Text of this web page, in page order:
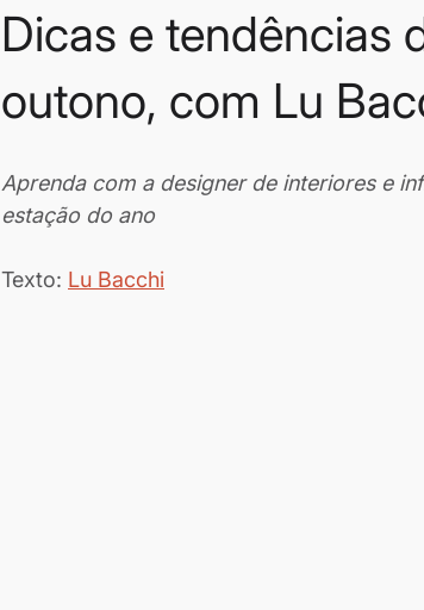
Dicas e tendências
outono, com Lu
Aprenda com a designer de interiores e
estação do ano
Texto: Lu Bacchi